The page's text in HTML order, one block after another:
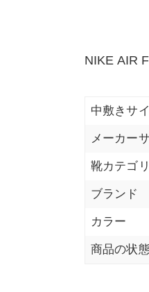
NIKE AIR
中敷きサ
メーカー
靴カテゴリ
ブランド
カラー
商品の状